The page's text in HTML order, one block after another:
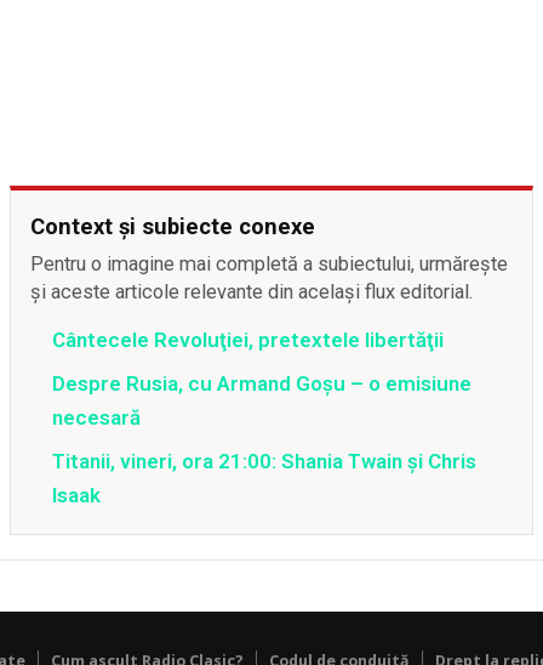
Context și subiecte conexe
Pentru o imagine mai completă a subiectului, urmărește
și aceste articole relevante din același flux editorial.
Cântecele Revoluţiei, pretextele libertăţii
Despre Rusia, cu Armand Goșu – o emisiune
necesară
Titanii, vineri, ora 21:00: Shania Twain și Chris
Isaak